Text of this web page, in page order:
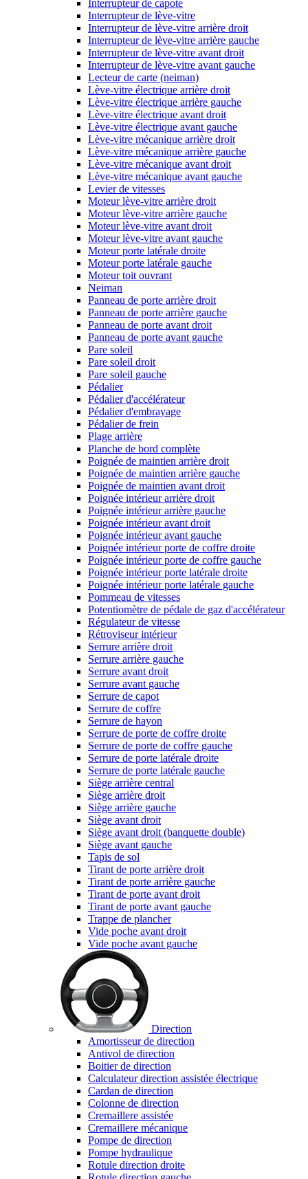
Interrupteur de capote
Interrupteur de lève-vitre
Interrupteur de lève-vitre arrière droit
Interrupteur de lève-vitre arrière gauche
Interrupteur de lève-vitre avant droit
Interrupteur de lève-vitre avant gauche
Lecteur de carte (neiman)
Lève-vitre électrique arrière droit
Lève-vitre électrique arrière gauche
Lève-vitre électrique avant droit
Lève-vitre électrique avant gauche
Lève-vitre mécanique arrière droit
Lève-vitre mécanique arrière gauche
Lève-vitre mécanique avant droit
Lève-vitre mécanique avant gauche
Levier de vitesses
Moteur lève-vitre arrière droit
Moteur lève-vitre arrière gauche
Moteur lève-vitre avant droit
Moteur lève-vitre avant gauche
Moteur porte latérale droite
Moteur porte latérale gauche
Moteur toit ouvrant
Neiman
Panneau de porte arrière droit
Panneau de porte arrière gauche
Panneau de porte avant droit
Panneau de porte avant gauche
Pare soleil
Pare soleil droit
Pare soleil gauche
Pédalier
Pédalier d'accélérateur
Pédalier d'embrayage
Pédalier de frein
Plage arrière
Planche de bord complète
Poignée de maintien arrière droit
Poignée de maintien arrière gauche
Poignée de maintien avant droit
Poignée intérieur arrière droit
Poignée intérieur arrière gauche
Poignée intérieur avant droit
Poignée intérieur avant gauche
Poignée intérieur porte de coffre droite
Poignée intérieur porte de coffre gauche
Poignée intérieur porte latérale droite
Poignée intérieur porte latérale gauche
Pommeau de vitesses
Potentiomètre de pédale de gaz d'accélérateur
Régulateur de vitesse
Rétroviseur intérieur
Serrure arrière droit
Serrure arrière gauche
Serrure avant droit
Serrure avant gauche
Serrure de capot
Serrure de coffre
Serrure de hayon
Serrure de porte de coffre droite
Serrure de porte de coffre gauche
Serrure de porte latérale droite
Serrure de porte latérale gauche
Siège arrière central
Siège arrière droit
Siège arrière gauche
Siège avant droit
Siège avant droit (banquette double)
Siège avant gauche
Tapis de sol
Tirant de porte arrière droit
Tirant de porte arrière gauche
Tirant de porte avant droit
Tirant de porte avant gauche
Trappe de plancher
Vide poche avant droit
Vide poche avant gauche
Direction
Amortisseur de direction
Antivol de direction
Boitier de direction
Calculateur direction assistée électrique
Cardan de direction
Colonne de direction
Cremaillere assistée
Cremaillere mécanique
Pompe de direction
Pompe hydraulique
Rotule direction droite